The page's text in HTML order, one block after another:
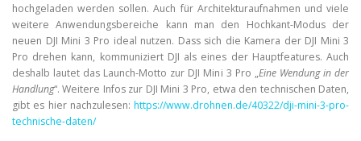
hochgeladen werden sollen. Auch für Architekturaufnahmen und viele
weitere Anwendungsbereiche kann man den Hochkant-Modus der
neuen DJI Mini 3 Pro ideal nutzen. Dass sich die Kamera der DJI Mini 3
Pro drehen kann, kommuniziert DJI als eines der Hauptfeatures. Auch
deshalb lautet das Launch-Motto zur DJI Mini 3 Pro „Eine Wendung in der
Handlung“. Weitere Infos zur DJI Mini 3 Pro, etwa den technischen Daten,
gibt es hier nachzulesen: https://www.drohnen.de/40322/dji-mini-3-pro-
technische-daten/